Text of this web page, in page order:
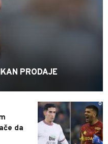
PRODAJE
0
da